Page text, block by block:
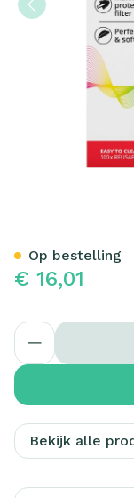
€ 16,01
Aantal
Op bestelling
Bekijk alle